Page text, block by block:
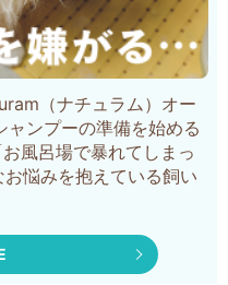
（ナチュラム）オー
ンプーの準備を始める
風呂場で暴れてしまっ
悩みを抱えている飼い